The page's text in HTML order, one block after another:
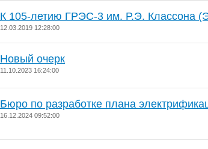
К 105-летию ГРЭС-3 им. Р.Э. Классона
12.03.2019 12:28:00
Новый очерк
11.10.2023 16:24:00
Бюро по разработке плана
16.12.2024 09:52:00